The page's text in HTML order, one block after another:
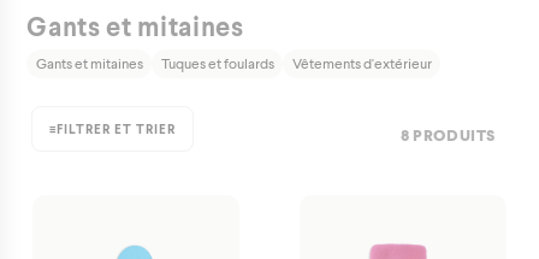
Gants et mitaines
Gants et mitaines Tuques et foulards Vêtements d'extérieur
≡FILTRER ET TRIER 8 PRODUITS